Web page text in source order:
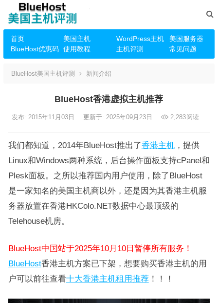
首页 美国主机 WordPress主机
美国服务器
BlueHost优惠码
使用教程 主机评测 常见问题
BlueHost美国主机评测 新闻介绍
BlueHost香港虚拟主机推荐
发布: 2015年11月03日 更新于: 2025年09月23日 2,283阅读
我们都知道，2014年BlueHost推出了香港主机，提供
Linux和Windows两种系统，后台操作面板支持cPanel和
Plesk面板。之所以推荐国内用户使用，除了BlueHost
是一家知名的美国主机商以外，还是因为其香港主机服
务器放置在香港HKColo.NET数据中心最顶级的
Telehouse机房。
BlueHost中国站于2025年10月10日暂停所有服务！
BlueHost香港主机方案已下架，想要购买香港主机的用
户可以前往查看十大香港主机租用推荐！！！